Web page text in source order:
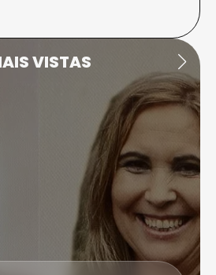
VISTAS